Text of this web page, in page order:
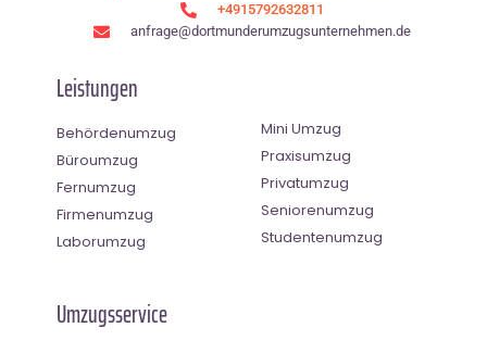
+4915792632811
anfrage@dortmunderumzugsunternehmen.de
Leistungen
Behördenumzug
Büroumzug
Fernumzug
Firmenumzug
Laborumzug
Mini Umzug
Praxisumzug
Privatumzug
Seniorenumzug
Studentenumzug
Umzugsservice